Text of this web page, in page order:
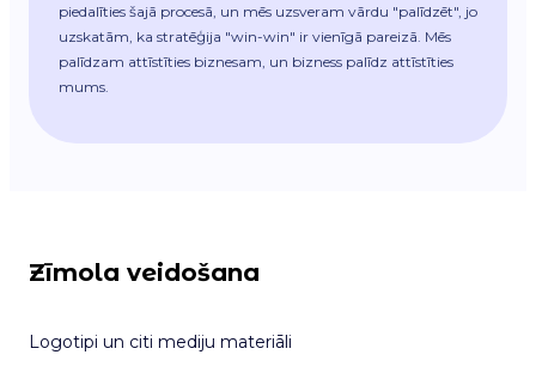
piedalīties šajā procesā, un mēs uzsveram vārdu "palīdzēt", jo
uzskatām, ka stratēģija "win-win" ir vienīgā pareizā. Mēs
palīdzam attīstīties biznesam, un bizness palīdz attīstīties
mums.
Zīmola veidošana
Logotipi un citi mediju materiāli